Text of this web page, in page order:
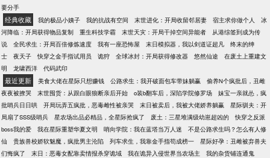
要分手
经典收藏 我的极品小姨子 我的抗战有空间 末世进化：开局收留邻居妻 宿主求你做个人
冰
河降临：开局获得物品复制
重生科技学霸 末世天灾：开局干掉空间异能者
从港综签到成为传
说
全民求生：开局百倍修炼速度 我有一座恐怖屋 末日模拟器，我以剑道证超凡
终末的绅
士
夜天子 快穿之金手指试用员 诡狩 全球冰封：开局获得修改器 悠然仙途
在废土上重建文
明
龙啸西洋 代码武印
最近更新 美食大佬在星际只想赚钱 公路求生：我开破面包车带妹躺赢
偷养N个疯批后，丑雌
夜夜被撩哭
末世囤货：从跟白眼狼断亲后开始 o装b翻车后，深陷学院修罗场
妹宝一亲就怂，疯
批哨兵日日哄
开局玩弄五疯批，恶毒雌性被亲哭 末日被卖后，我被大佬娇养躺赢
星际驯夫：开
局扇了SSS级哨兵
星农场出品必精品，全星际抢疯了 废土：三星堆满级幼崽超凶的
快穿之反派
boss我的爱
我在星际重塑华夏文明 哨向学院：我在蓝塔当万人迷
不是公路求生吗？怎么有人修
仙
贵族兽校娇软魅魔，疯批男主沦陷 列车求生，我靠金手指苟成榜一
星际好孕：丑雌被弃兽夫
们悔疯了
末日：恶毒女配靠卖情报杀穿诡域 我在诡异入侵世界当农场主
我的杂货铺连通鬼